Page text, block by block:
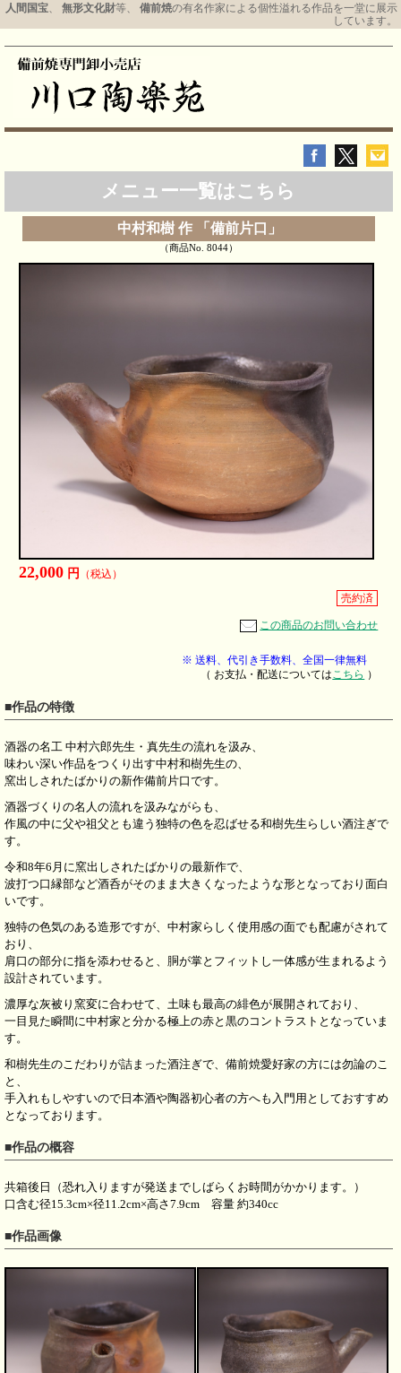
人間国宝、 無形文化財等、 備前焼の有名作家による個性溢れる作品を一堂に展示
しています。
メニュー一覧はこちら
中村和樹 作 「備前片口」
（商品No. 8044）
22,000 円
（税込）
売約済
この商品のお問い合わせ
※ 送料、代引き手数料、全国一律無料
（ お支払・配送については こちら ）
■作品の特徴
酒器の名工 中村六郎先生・真先生の流れを汲み、
味わい深い作品をつくり出す中村和樹先生の、
窯出しされたばかりの新作備前片口です。
酒器づくりの名人の流れを汲みながらも、
作風の中に父や祖父とも違う独特の色を忍ばせる和樹先生らしい酒注ぎで
す。
令和8年6月に窯出しされたばかりの最新作で、
波打つ口縁部など酒呑がそのまま大きくなったような形となっており面白
いです。
独特の色気のある造形ですが、中村家らしく使用感の面でも配慮がされて
おり、
肩口の部分に指を添わせると、胴が掌とフィットし一体感が生まれるよう
設計されています。
濃厚な灰被り窯変に合わせて、土味も最高の緋色が展開されており、
一目見た瞬間に中村家と分かる極上の赤と黒のコントラストとなっていま
す。
和樹先生のこだわりが詰まった酒注ぎで、備前焼愛好家の方には勿論のこ
と、
手入れもしやすいので日本酒や陶器初心者の方へも入門用としておすすめ
となっております。
■作品の概容
共箱後日（恐れ入りますが発送までしばらくお時間がかかります。）
口含む径15.3cm×径11.2cm×高さ7.9cm 容量 約340cc
■作品画像